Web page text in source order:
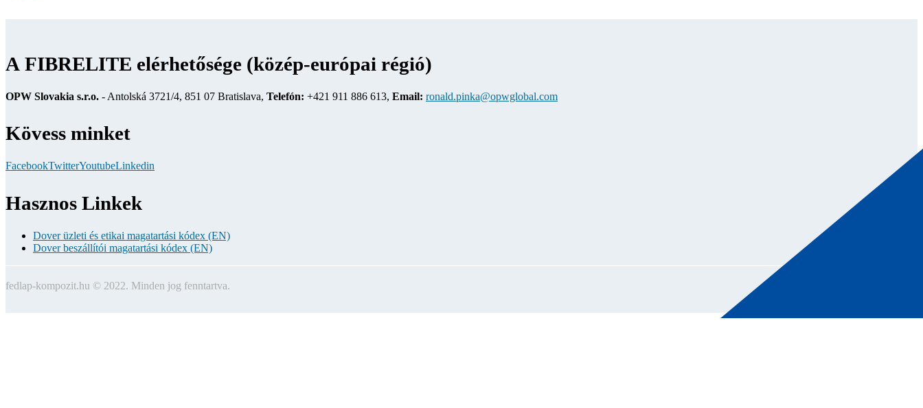
A FIBRELITE elérhetősége (közép-európai régió)
OPW Slovakia s.r.o. - Antolská 3721/4, 851 07 Bratislava, Telefón: +421 911 886 613, Email: ronald.pinka@opwglobal.com
Kövess minket
FacebookTwitterYoutubeLinkedin
Hasznos Linkek
Dover üzleti és etikai magatartási kódex (EN)
Dover beszállítói magatartási kódex (EN)
fedlap-kompozit.hu © 2022. Minden jog fenntartva.